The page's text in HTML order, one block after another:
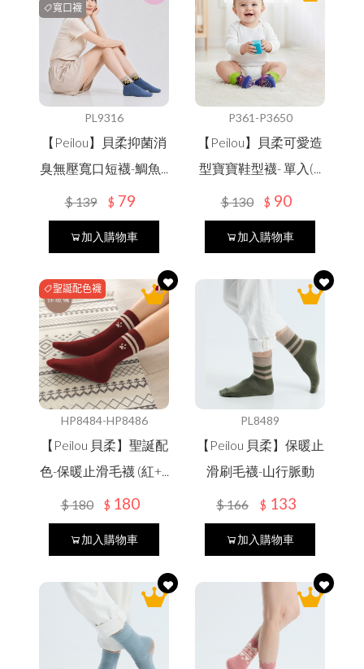
新品上市
預購商品
夏日防曬
涼感寢具
涼感衣/褲
遮陽帽
防曬外套
袖套/手套
防曬裙
本月人氣王
WOMEN女
夏季衣褲
冬季衣褲
內衣褲
抗暑配件
防寒配件
MEN男
夏季衣褲
冬季衣褲
內衣褲
抗暑配件
防寒配件
KIDS幼童
女內衣褲
男內衣褲
衣著
配件
SOCK襪子專區吸汗/涼感透氣
抑菌消臭
機能系列
膠原蛋白
五趾襪
保暖抗寒
幼童專區
居家用品 涼感寢具
毛巾
浴巾/袍
小方巾
乾髮帽
保健護具
貝柔
秋冬防寒
圍巾
毛帽
防風裙
保暖衣褲
保暖手套
保暖襪類
新春特賣
DR.WOW
貝柔國際
貝寶
品牌故事
商品常見問題
購物常見問題
會員常見問題
售後服務問題
活動參加辦法
購物流程
會員需知
售後服務
常見問題
隱私權保護
免責聲明
寬口襪
PL9316
【Peilou】貝柔抑菌消
臭無壓寬口短襪-鯛魚...
$139 $ 79
加入購物車
P361-P3650
【Peilou】貝柔可愛造
型寶寶鞋型襪- 單入(...
$130 $ 90
加入購物車
聖誕配色襪
HP8484-HP8486
【Peilou 貝柔】聖誕配
色-保暖止滑毛襪 (紅+...
$180 $ 180
加入購物車
PL8489
【Peilou 貝柔】保暖止
滑刷毛襪-山行脈動
$166 $ 133
加入購物車